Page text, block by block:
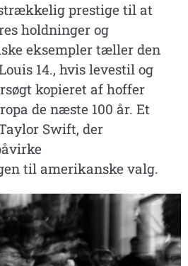
prestige til at
holdninger og
eksempler tæller den
14., hvis levestil og
kopieret af hoffer
de næste 100 år. Et
Swift, der
til amerikanske valg.